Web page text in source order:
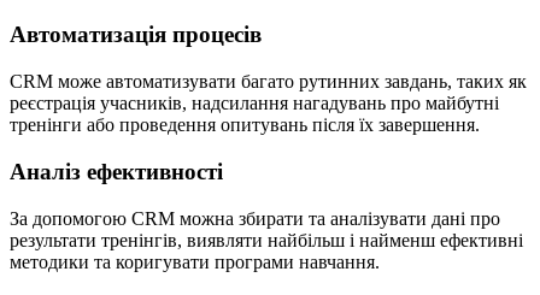
Автоматизація процесів
CRM може автоматизувати багато рутинних завдань, таких як
реєстрація учасників, надсилання нагадувань про майбутні
тренінги або проведення опитувань після їх завершення.
Аналіз ефективності
За допомогою CRM можна збирати та аналізувати дані про
результати тренінгів, виявляти найбільш і найменш ефективні
методики та коригувати програми навчання.